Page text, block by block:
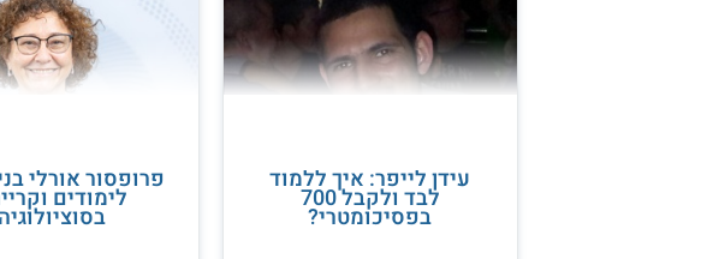
עידן לייפר: איך ללמוד
לבד ולקבל 700
בפסיכומטרי?
פרופסור אורלי
לימודים
בסוציולוגיה